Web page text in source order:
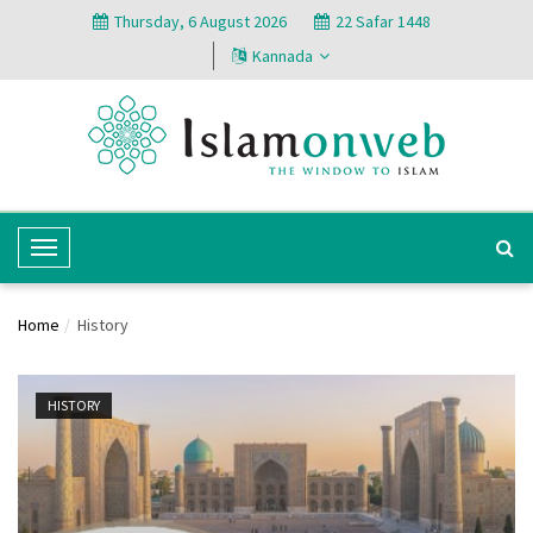
Thursday, 6 August 2026
22 Safar 1448
Kannada
T
o
g
e
N
v
Home History
HISTORY